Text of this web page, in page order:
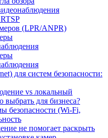
(LPR/ANPR)
для систем безопасности:
vs локальный
выбрать для бизнеса?
безопасности (Wi-Fi,
не помогает раскрыть